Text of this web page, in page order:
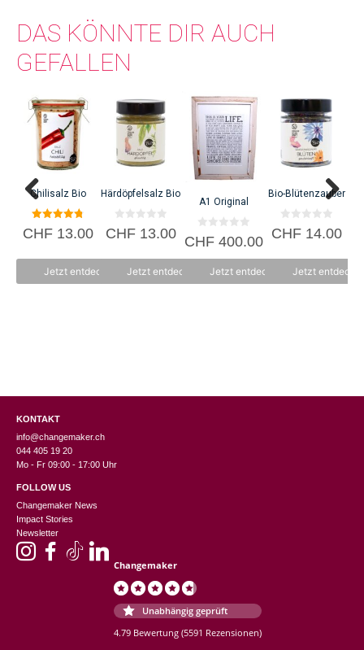
DAS KÖNNTE DIR AUCH
GEFALLEN
Chilisalz Bio
4.80
von 5
CHF13.00
Jetzt entdecken
Härdöpfelsalz Bio
0
v
n
CHF13.00
Jetzt entdecken
A1 Original
0
v
CHF400.00
Jetzt entdecken
Bio-Blütenzauber
0
v
n
CHF14.00
Jetzt
KONTAKT
info@changemaker.ch
044 405 19 20
Mo - Fr 09:00 - 17:00 Uhr
FOLLOW US
Changemaker News
Impact Stories
Newsletter
Changemaker
Unabhängig geprüft
4.79 Bewertung (5591 Rezensionen)